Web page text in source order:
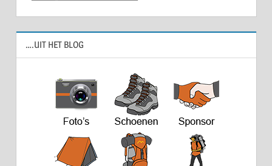
….UIT HET BLOG